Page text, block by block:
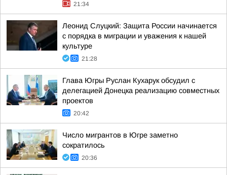
21:34
Леонид Слуцкий: Защита России начинается
с порядка в миграции и уважения к нашей
культуре
21:28
Глава Югры Руслан Кухарук обсудил с
делегацией Донецка реализацию совместных
проектов
20:42
Число мигрантов в Югре заметно
сократилось
20:36